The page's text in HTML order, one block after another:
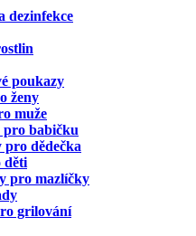
dezinfekce
poukazy
ženy
muže
babičku
dědečka
děti
pro mazlíčky
grilování